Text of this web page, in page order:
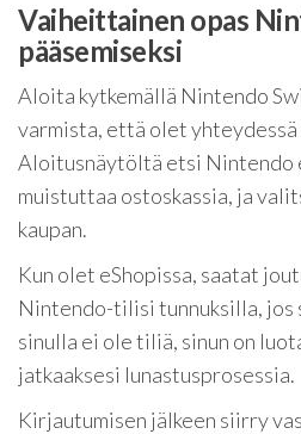
Vaiheittainen opas
pääsemiseksi
Aloita kytkemällä Nintendo
varmista, että olet
Aloitusnäytöltä etsi Nintendo
muistuttaa ostoskassia, ja
kaupan.
Kun olet eShopissa, saatat
Nintendo-tilisi tunnuksilla, jos
sinulla ei ole tiliä, sinun on
jatkaaksesi lunastusprosessia.
Kirjautumisen jälkeen siirry